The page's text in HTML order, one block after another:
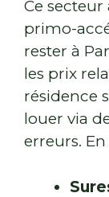
Ce secteur
primo-
rester à
les prix
résidence
louer via
erreurs.